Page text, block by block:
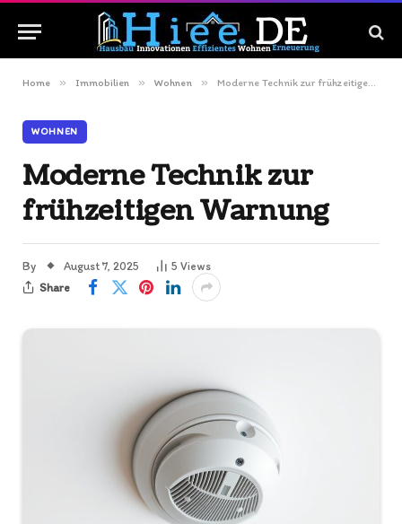
Home » Immobilien » Wohnen » Moderne Technik zur frühzeitigen Warnung
WOHNEN
Moderne Technik zur
frühzeitigen Warnung
By August 7, 2025 5 Views
Share